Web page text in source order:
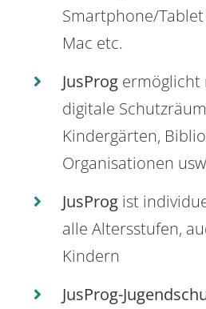
Smartphone/Tablet
Mac etc.
JusProg ermöglicht
digitale
Kindergärten,
Organisationen
JusProg ist
alle Altersstufen,
Kindern
JusProg-